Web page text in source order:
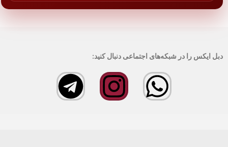
دبل ایکس را در شبکه‌های اجتماعی دنبال کنید: